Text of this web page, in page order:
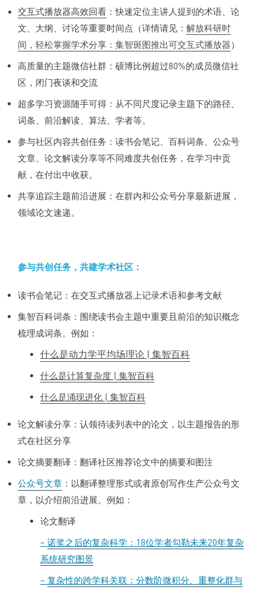
交互式播放器高效回看 ：快速定位主讲人提到的术语、论
文、大纲、讨论等重要时间点（详情请见： 解放科研时
间，轻松掌握学术分享：集智斑图推出可交互式播放器）
高质量的主题微信社群：硕博比例超过80%的成员微信社
区，闭门夜谈和交流
超多学习资源随手可得：从不同尺度记录主题下的路径、
词条、前沿解读、算法、学者等。
参与社区内容共创任务：读书会笔记、百科词条、公众号
文章、论文解读分享等不同难度共创任务，在学习中贡
献，在付出中收获。
共享追踪主题前沿进展：在群内和公众号分享最新进展，
领域论文速递。
参与共创任务，共建学术社区：
读书会笔记：在交互式播放器上记录术语和参考文献
集智百科词条：围绕读书会主题中重要且前沿的知识概念
梳理成词条。例如：
什么是动力学平均场理论 | 集智百科
什么是计算复杂度 | 集智百科
什么是涌现进化 | 集智百科
论文解读分享：认领待读列表中的论文，以主题报告的形
式在社区分享
论文摘要翻译：翻译社区推荐论文中的摘要和图注
公众号文章 ：以翻译整理形式或者原创写作生产公众号文
章，以介绍前沿进展。例如：
论文翻译
– 诺奖之后的复杂科学：18位学者勾勒未来20年复杂
系统研究图景
– 复杂性的跨学科关联：分数阶微积分、重整化群与